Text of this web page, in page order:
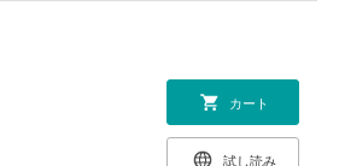
カート
試し読み